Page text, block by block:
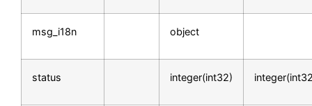
msg_i18n object
status integer(int32)